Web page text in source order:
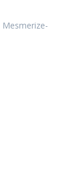
Mesmerize-